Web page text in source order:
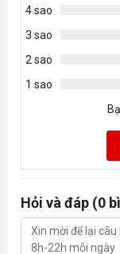
4 sao
3 sao
2 sao
1 sao
Hỏi và đáp (0